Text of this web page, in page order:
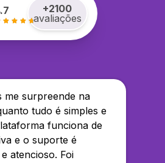
+2100
avaliações
me surpreende na
tudo é simples e
funciona de
e o suporte é
atencioso. Foi